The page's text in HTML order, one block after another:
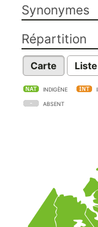
Synonymes
Répartition
Carte Liste
INDIGÈNE
ABSENT